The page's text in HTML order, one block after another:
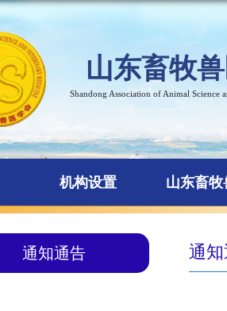
山东畜牧
Shandong Association of Animal Science
机构设置 山东畜
通知通告 通